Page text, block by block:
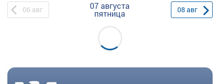
06 авг 07 августа
пятница 08 авг